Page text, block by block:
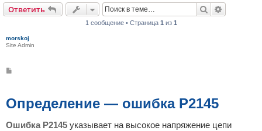
Ответить Поиск
1 сообщение • Страница 1 из 1
morskoj
Site Admin
щ
е
е
Определение — ошибка P2145
Ошибка P2145 указывает на высокое напряжение цепи